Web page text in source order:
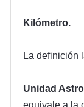
Kilómetro.
La definición
Unidad
equivale a la